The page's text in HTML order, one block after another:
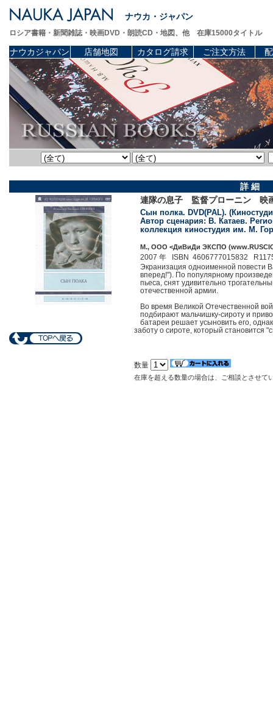
ナウカ・ジャパン
ロシア書籍・新聞雑誌・映画DVD・朗読CD・地図、他 在庫15000タイトル
ナウカジャパン 店舗地図 カタログ請求 ご注文方法
詳 細
連隊の息子 監督プローニン 映
Сын полка. DVD(PAL).
Автор сценария: В. Катаев.
коллекция киностудия им. М.
М., ООО <ДиВиДи ЭКСПО
2007 年 ISBN 4606777015832
Экранизация одноименной повести
вперед!"). По популярному
пьеса, снят удивительно
отечественной армии.
Во время Великой Отечественной
подбирают мальчишку-сироту и
батареи решает усыновить его,
заботу о сироте, который становится
数量
在庫を超える数量の場合は、ご相談とさせて